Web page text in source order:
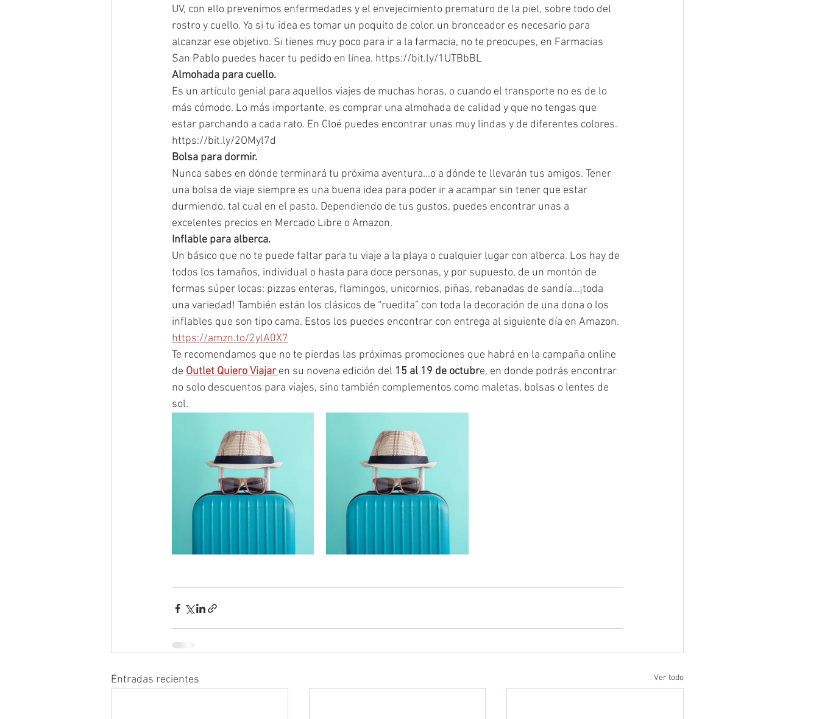
UV, con ello prevenimos enfermedades y el envejecimiento prematuro de la piel, sobre todo del
rostro y cuello. Ya si tu idea es tomar un poquito de color, un bronceador es necesario para
alcanzar ese objetivo. Si tienes muy poco para ir a la farmacia, no te preocupes, en Farmacias
San Pablo puedes hacer tu pedido en línea. https://bit.ly/1UTBbBL
Almohada para cuello.
Es un artículo genial para aquellos viajes de muchas horas, o cuando el transporte no es de lo
más cómodo. Lo más importante, es comprar una almohada de calidad y que no tengas que
estar parchando a cada rato. En Cloé puedes encontrar unas muy lindas y de diferentes colores.
https://bit.ly/2OMyl7d
Bolsa para dormir.
Nunca sabes en dónde terminará tu próxima aventura...o a dónde te llevarán tus amigos. Tener
una bolsa de viaje siempre es una buena idea para poder ir a acampar sin tener que estar
durmiendo, tal cual en el pasto. Dependiendo de tus gustos, puedes encontrar unas a
excelentes precios en Mercado Libre o Amazon.
Inflable para alberca.
Un básico que no te puede faltar para tu viaje a la playa o cualquier lugar con alberca. Los hay de
todos los tamaños, individual o hasta para doce personas, y por supuesto, de un montón de
formas súper locas: pizzas enteras, flamingos, unicornios, piñas, rebanadas de sandía…¡toda
una variedad! También están los clásicos de “ruedita” con toda la decoración de una dona o los
inflables que son tipo cama. Estos los puedes encontrar con entrega al siguiente día en Amazon.
https://amzn.to/2ylA0X7
Te recomendamos que no te pierdas las próximas promociones que habrá en la campaña online
de Outlet Quiero Viajar en su novena edición del 15 al 19 de octubre, en donde podrás encontrar
no solo descuentos para viajes, sino también complementos como maletas, bolsas o lentes de
sol.
Entradas recientes Ver todo